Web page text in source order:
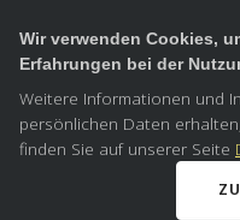
Wir verwenden Cookies,
Erfahrungen bei der
Weitere Informationen und
persönlichen Daten
finden Sie auf unserer Seite